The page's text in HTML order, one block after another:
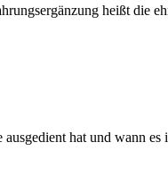
heißt die
hat und wann es